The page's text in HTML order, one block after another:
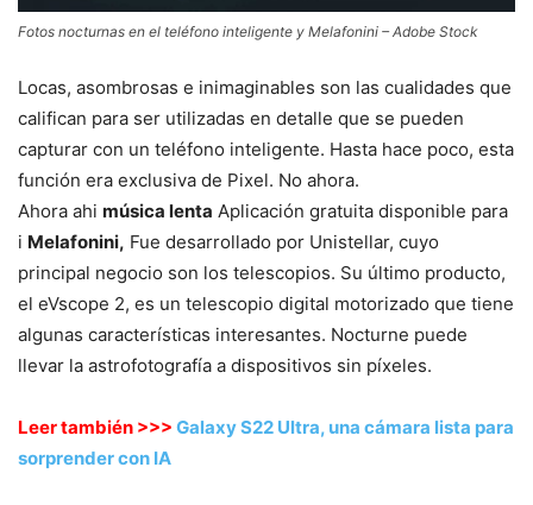
Fotos nocturnas en el teléfono inteligente y Melafonini – Adobe Stock
Locas, asombrosas e inimaginables son las cualidades que
califican para ser utilizadas en detalle que se pueden
capturar con un teléfono inteligente. Hasta hace poco, esta
función era exclusiva de Pixel. No ahora.
Ahora ahi música lenta Aplicación gratuita disponible para
i Melafonini, Fue desarrollado por Unistellar, cuyo
principal negocio son los telescopios. Su último producto,
el eVscope 2, es un telescopio digital motorizado que tiene
algunas características interesantes. Nocturne puede
llevar la astrofotografía a dispositivos sin píxeles.
Leer también >>> Galaxy S22 Ultra, una cámara lista para
sorprender con IA